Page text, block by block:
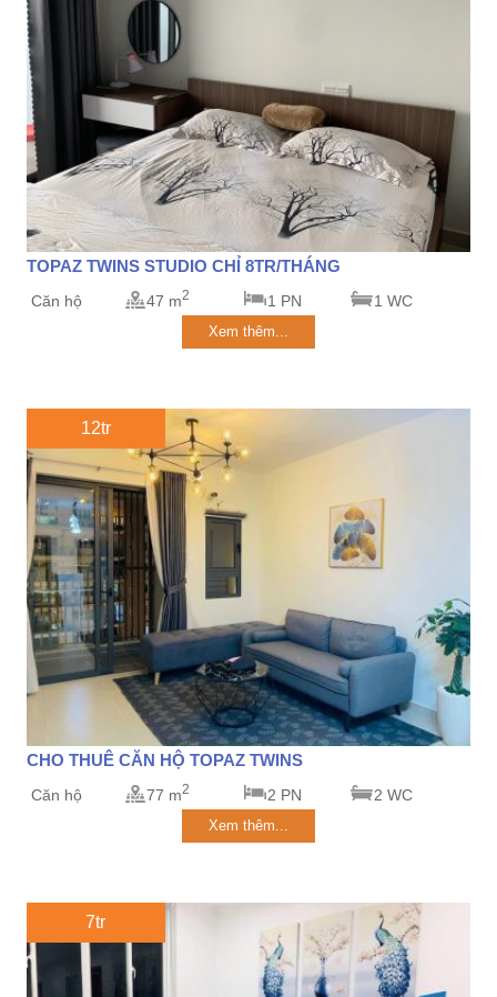
TOPAZ TWINS STUDIO CHỈ 8TR/THÁNG
Căn hộ 47 m2 1 PN 1 WC
Xem thêm...
12tr
CHO THUÊ CĂN HỘ TOPAZ TWINS
Căn hộ 77 m2 2 PN 2 WC
Xem thêm...
7tr